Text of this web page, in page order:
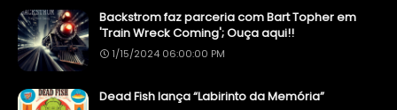
Backstrom faz parceria com Bart Topher em
'Train Wreck Coming'; Ouça aqui!!
1/15/2024 06:00:00 PM
Dead Fish lança “Labirinto da Memória”